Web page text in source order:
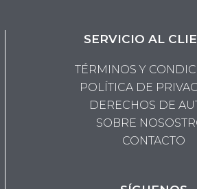
SERVICIO AL
TÉRMINOS Y
POLÍTICA DE
DERECHOS DE
SOBRE
CONTACTO